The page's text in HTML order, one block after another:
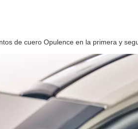
de cuero Opulence en la primera y